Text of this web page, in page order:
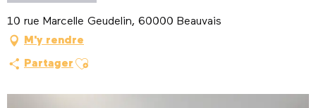
10 rue Marcelle Geudelin, 60000 Beauvais
M'y rendre
Partager Ajouter aux favoris